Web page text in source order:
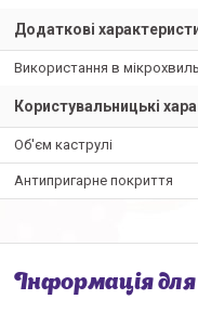
Додаткові
Використання в
Користувальницькі
Об'єм каструлі
Антипригарне покриття
Інформація